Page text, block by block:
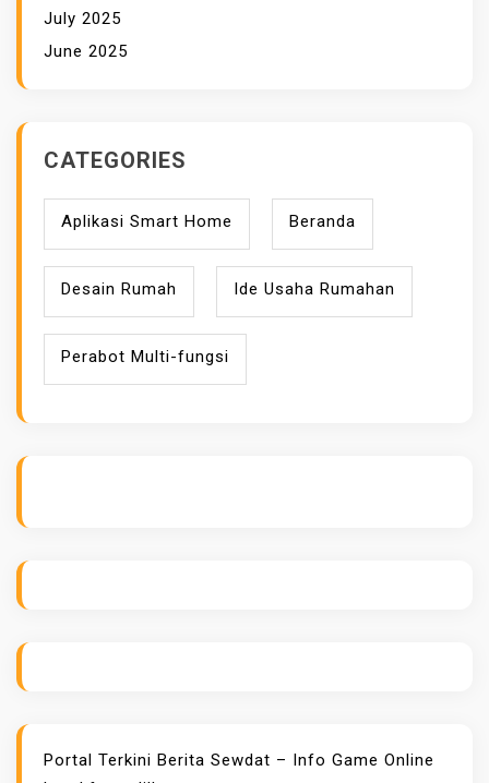
July 2025
June 2025
CATEGORIES
Aplikasi Smart Home Beranda
Desain Rumah Ide Usaha Rumahan
Perabot Multi-fungsi
Portal Terkini Berita Sewdat – Info Game Online